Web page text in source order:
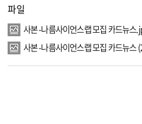
파일
사본 -나름사이언스랩 모집 카드뉴스
사본 -나름사이언스랩 모집 카드뉴스